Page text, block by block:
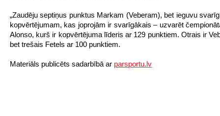
„Zaudēju septiņus punktus Markam (Veberam), bet ieguvu
kopvērtējumam, kas joprojām ir svarīgākais – uzvarēt
Alonso, kurš ir kopvērtējuma līderis ar 129 punktiem. Otrais ir
bet trešais Fetels ar 100 punktiem.
Materiāls publicēts sadarbībā ar parsportu.lv